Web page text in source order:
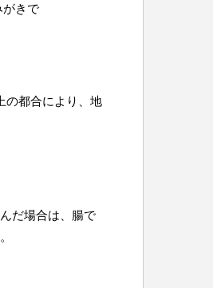
きで
の都合により、地
だ場合は、腸で